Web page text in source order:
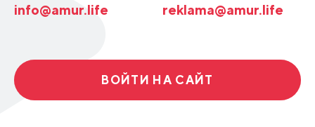
info@amur.life reklama@amur.life
ВОЙТИ НА САЙТ